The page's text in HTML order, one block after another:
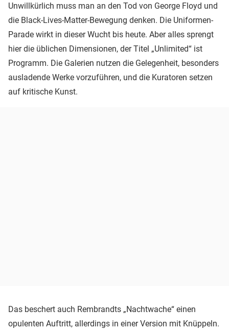
Unwillkürlich muss man an den Tod von George Floyd und
die Black-Lives-Matter-Bewegung denken. Die Uniformen-
Parade wirkt in dieser Wucht bis heute. Aber alles sprengt
hier die üblichen Dimensionen, der Titel „Unlimited“ ist
Programm. Die Galerien nutzen die Gelegenheit, besonders
ausladende Werke vorzuführen, und die Kuratoren setzen
auf kritische Kunst.
Das beschert auch Rembrandts „Nachtwache“ einen
opulenten Auftritt, allerdings in einer Version mit Knüppeln.